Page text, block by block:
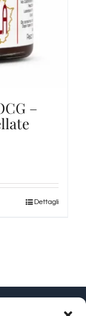
–
Dettagli